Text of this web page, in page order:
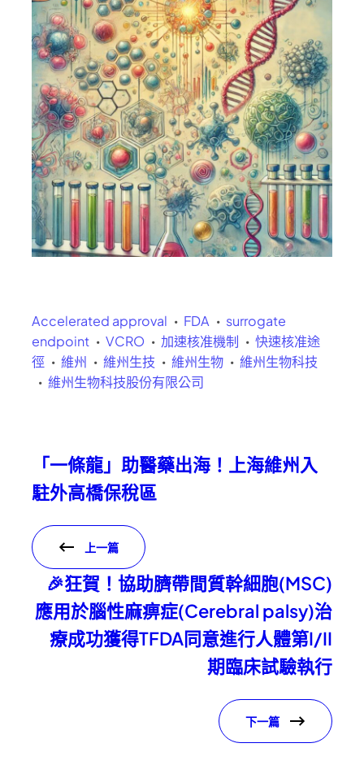
Accelerated approval FDA
surrogate
endpoint
VCRO 加速核准機制
快速核准途
徑
維州 維州生技 維州生物 維州生物科技
維州生物科技股份有限公司
「一條龍」助醫藥出海！上海維州入
駐外高橋保稅區
上一篇
🎉狂賀！協助臍帶間質幹細胞(MSC)
應用於腦性麻痹症(Cerebral palsy)治
療成功獲得TFDA同意進行人體第I/II
期臨床試驗執行
下一篇